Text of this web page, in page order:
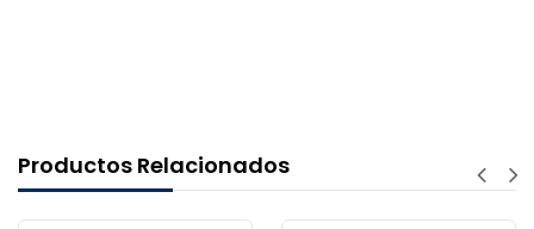
Productos Relacionados